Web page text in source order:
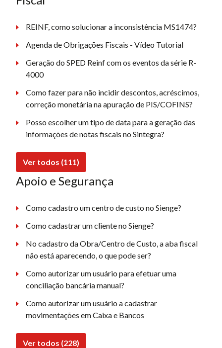
REINF, como solucionar a inconsistência MS1474?
Agenda de Obrigações Fiscais - Vídeo Tutorial
Geração do SPED Reinf com os eventos da série R-
4000
Como fazer para não incidir descontos, acréscimos,
correção monetária na apuração de PIS/COFINS?
Posso escolher um tipo de data para a geração das
informações de notas fiscais no Sintegra?
Ver todos (111)
Apoio e Segurança
Como cadastro um centro de custo no Sienge?
Como cadastrar um cliente no Sienge?
No cadastro da Obra/Centro de Custo, a aba fiscal
não está aparecendo, o que pode ser?
Como autorizar um usuário para efetuar uma
conciliação bancária manual?
Como autorizar um usuário a cadastrar
movimentações em Caixa e Bancos
Ver todos (228)